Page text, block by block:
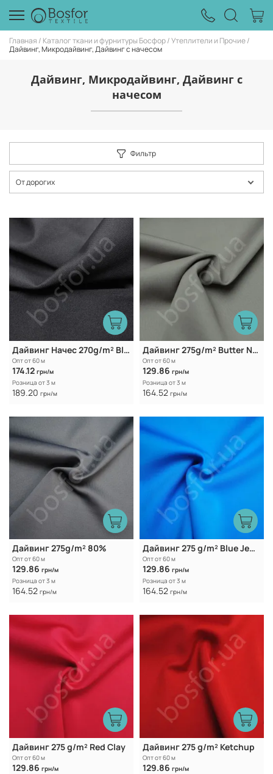
Главная Каталог ткани и фурнитуры Босфор Утеплители и Прочие
Дайвинг, Микродайвинг, Дайвинг с начесом
Дайвинг, Микродайвинг, Дайвинг с
начесом
Фильтр
От дорогих
Дайвинг Начес 270g/m² Black
Опт от 60 м
174.12 грн/м
Розница от 3 м
189.20 грн/м
Дайвинг 275g/m² Butter Nut
Опт от 60 м
129.86 грн/м
Розница от 3 м
164.52 грн/м
Дайвинг 275g/m² 80%
Опт от 60 м
129.86 грн/м
Розница от 3 м
164.52 грн/м
Дайвинг 275 g/m² Blue Jewel
Опт от 60 м
129.86 грн/м
Розница от 3 м
164.52 грн/м
Дайвинг 275 g/m² Red Clay
Опт от 60 м
129.86 грн/м
Дайвинг 275 g/m² Ketchup
Опт от 60 м
129.86 грн/м